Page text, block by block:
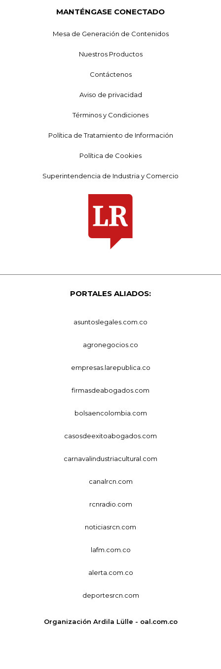
MANTÉNGASE CONECTADO
Mesa de Generación de Contenidos
Nuestros Productos
Contáctenos
Aviso de privacidad
Términos y Condiciones
Política de Tratamiento de Información
Política de Cookies
Superintendencia de Industria y Comercio
PORTALES ALIADOS:
asuntoslegales.com.co
agronegocios.co
empresas.larepublica.co
firmasdeabogados.com
bolsaencolombia.com
casosdeexitoabogados.com
carnavalindustriacultural.com
canalrcn.com
rcnradio.com
noticiasrcn.com
lafm.com.co
alerta.com.co
deportesrcn.com
Organización Ardila Lülle - oal.com.co